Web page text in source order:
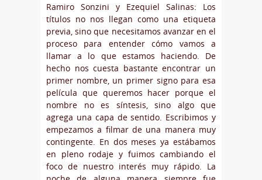
Ramiro Sonzini y Ezequiel Salinas: Los
títulos no nos llegan como una etiqueta
previa, sino que necesitamos avanzar en el
proceso para entender cómo vamos a
llamar a lo que estamos haciendo. De
hecho nos cuesta bastante encontrar un
primer nombre, un primer signo para esa
película que queremos hacer porque el
nombre no es síntesis, sino algo que
agrega una capa de sentido. Escribimos y
empezamos a filmar de una manera muy
contingente. En dos meses ya estábamos
en pleno rodaje y fuimos cambiando el
foco de nuestro interés muy rápido. La